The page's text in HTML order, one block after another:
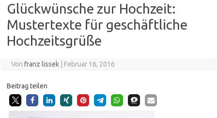
Glückwünsche zur Hochzeit:
Mustertexte für geschäftliche
Hochzeitsgrüße
Von franz lissek Februar 16, 2016
Beitrag teilen